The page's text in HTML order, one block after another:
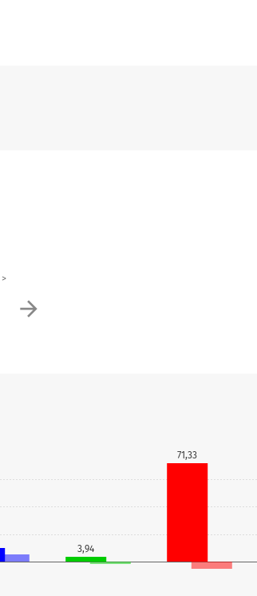
arrow_forward
3,94
71,33